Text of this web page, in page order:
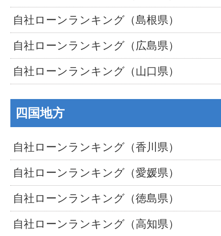
自社ローンランキング（島根県）
自社ローンランキング（広島県）
自社ローンランキング（山口県）
四国地方
自社ローンランキング（香川県）
自社ローンランキング（愛媛県）
自社ローンランキング（徳島県）
自社ローンランキング（高知県）